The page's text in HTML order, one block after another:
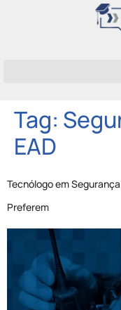
Tag:
EAD
Tecnólogo em
Preferem